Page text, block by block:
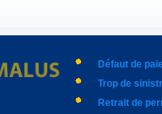
Défaut de
Trop de
Retrait de